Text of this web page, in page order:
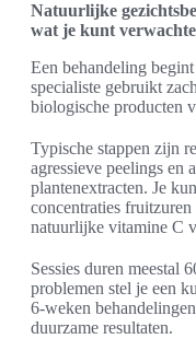
Natuurlijke
wat je kunt
Een behandeling
specialiste gebruikt
biologische producten
Typische stappen zijn
agressieve peelings en
plantenextracten. Je
concentraties
natuurlijke vitamine C
Sessies duren meestal
problemen stel je een
6‑weken
duurzame resultaten.